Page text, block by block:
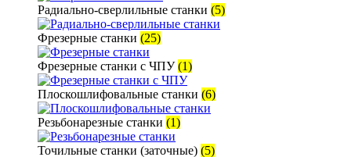
Радиально-сверлильные станки (5)
Фрезерные станки (25)
Фрезерные станки с ЧПУ(1)
Плоскошлифовальные станки (6)
Резьбонарезные станки (1)
Точильные станки (заточные) (5)